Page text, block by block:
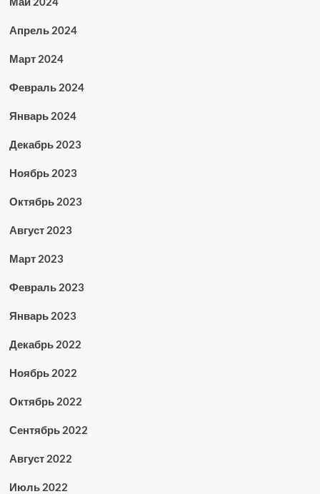
Апрель 2024
Март 2024
Февраль 2024
Январь 2024
Декабрь 2023
Ноябрь 2023
Октябрь 2023
Август 2023
Март 2023
Февраль 2023
Январь 2023
Декабрь 2022
Ноябрь 2022
Октябрь 2022
Сентябрь 2022
Август 2022
Июль 2022